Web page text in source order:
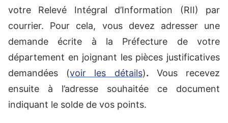
votre Relevé Intégral d’Information (RII) par
courrier. Pour cela, vous devez adresser une
demande écrite à la Préfecture de votre
département en joignant les pièces justificatives
demandées (voir les détails). Vous recevez
ensuite à l’adresse souhaitée ce document
indiquant le solde de vos points.